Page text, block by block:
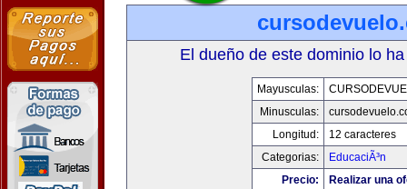
El dueño de este dominio lo
Mayusculas:
Minusculas:
Longitud:
12 caracteres
Categorias:
EducaciÃ³n
Precio:
Realizar una